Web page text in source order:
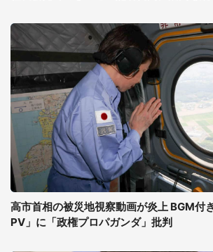
高市首相の被災地視察動画が炎上 BGM付
PV」に「政権プロパガンダ」批判